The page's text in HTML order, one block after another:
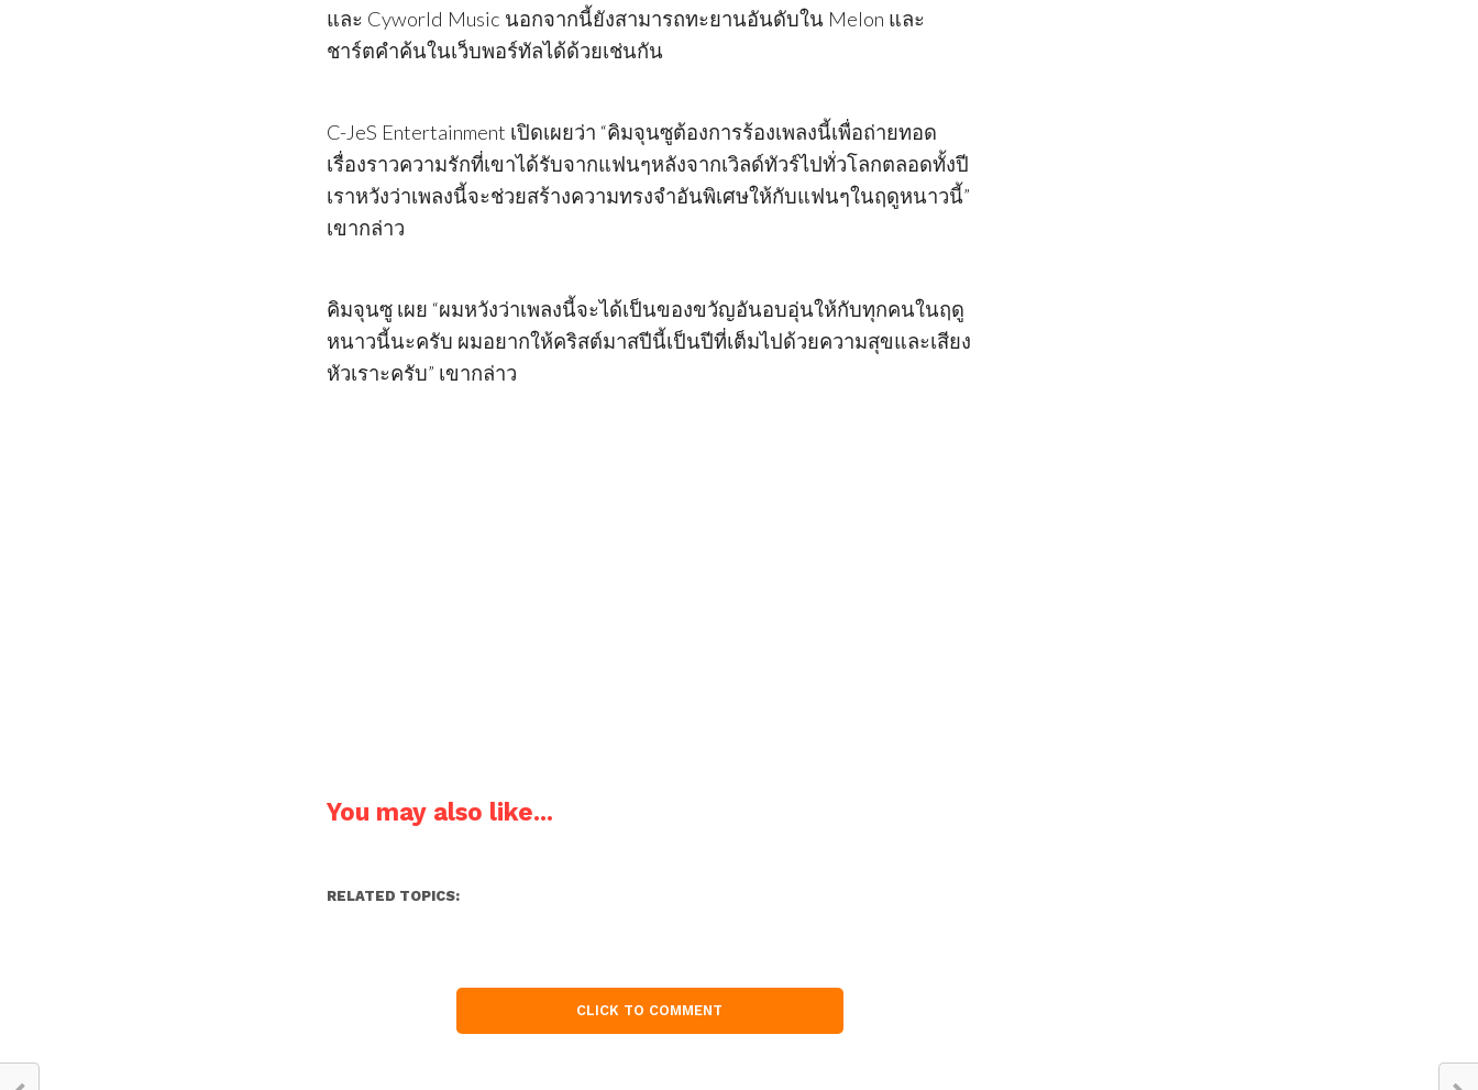
และ Cyworld Music นอกจากนี้ยังสามารถทะยานอันดับใน Melon และ
ชาร์ตคำค้นในเว็บพอร์ทัลได้ด้วยเช่นกัน
C-JeS Entertainment เปิดเผยว่า “คิมจุนซูต้องการร้องเพลงนี้เพื่อถ่ายทอด
เรื่องราวความรักที่เขาได้รับจากแฟนๆหลังจากเวิลด์ทัวร์ไปทั่วโลกตลอดทั้งปี
เราหวังว่าเพลงนี้จะช่วยสร้างความทรงจำอันพิเศษให้กับแฟนๆในฤดูหนาวนี้”
เขากล่าว
คิมจุนซู เผย “ผมหวังว่าเพลงนี้จะได้เป็นของขวัญอันอบอุ่นให้กับทุกคนในฤดู
หนาวนี้นะครับ ผมอยากให้คริสต์มาสปีนี้เป็นปีที่เต็มไปด้วยความสุขและเสียง
หัวเราะครับ” เขากล่าว
You may also like...
RELATED TOPICS:
CLICK TO COMMENT